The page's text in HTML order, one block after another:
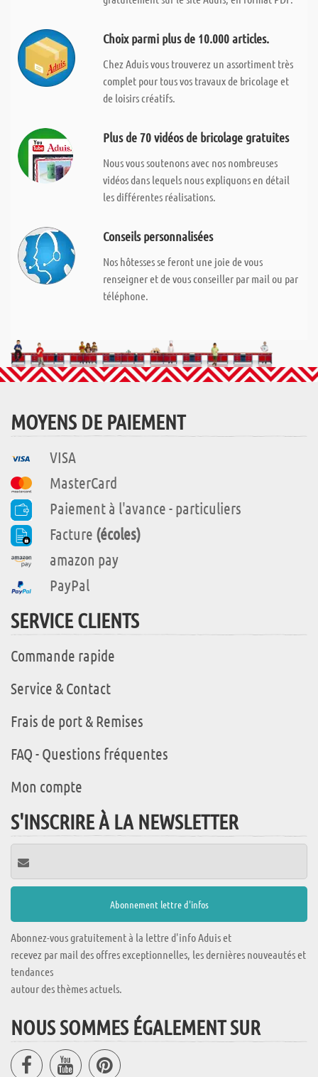
Choix parmi plus de 10.000 articles.
Chez Aduis vous trouverez un assortiment très
complet pour tous vos travaux de bricolage et
de loisirs créatifs.
Plus de 70 vidéos de bricolage gratuites
Nous vous soutenons avec nos nombreuses
vidéos dans lequels nous expliquons en détail
les différentes réalisations.
Conseils personnalisées
Nos hôtesses se feront une joie de vous
renseigner et de vous conseiller par mail ou par
téléphone.
MOYENS DE PAIEMENT
VISA
MasterCard
Paiement à l'avance - particuliers
Facture (écoles)
amazon pay
PayPal
SERVICE CLIENTS
Commande rapide
Service & Contact
Frais de port & Remises
FAQ - Questions fréquentes
Mon compte
S'INSCRIRE À LA NEWSLETTER
Abonnez-vous gratuitement à la lettre d'info Aduis et
recevez par mail des offres exceptionnelles, les dernières nouveautés et
tendances
autour des thèmes actuels.
NOUS SOMMES ÉGALEMENT SUR